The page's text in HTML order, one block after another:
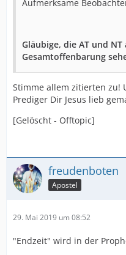
Aufmerksame
Gläubige, die AT und
Gesamtoffenbarung
Stimme allem zitierten zu!
Prediger Dir Jesus lieb
[Gelöscht - Offtopic]
freudenboten
Apostel
29. Mai 2019 um 08:52
"Endzeit" wird in der